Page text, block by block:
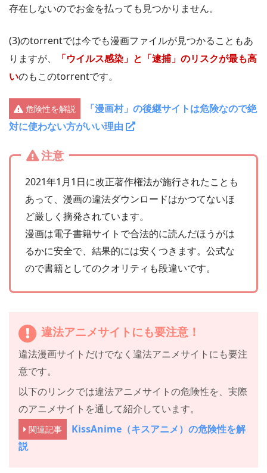
存在しないのでお金を払っても見つかりません。
(3)のtorrentでは今でも漫画ファイルが見つかることもあ
りますが、
「ウイルス感染」と「逮捕」のリスクが最も高
いのもこのtorrentです。
危険性を解説
「漫画村」の後継サイトは危険なので絶
対に使わない方がいい理由
注意
2021年1月1日に改正著作権法が施行されたことも
あって、漫画の違法ダウンロードはかつてないほ
ど厳しく摘発されています。
漫画は電子書籍サイトで合法的に読んだほうがは
るかに安全で、結果的には安くつきます。公式な
ので書籍としてのクオリティも段違いです。
違法アニメサイトにも要注意！
違法漫画サイトだけでなく違法アニメサイトにも要注
意です。
以下のリンクでは違法アニメサイトの危険性を、実際
のアニメサイトを通して紹介しています。
関連記事
KissAnime（キスアニメ）の危険性を解
説